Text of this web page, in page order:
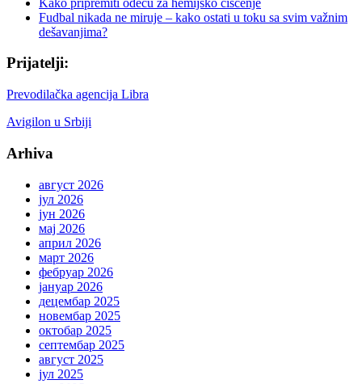
Fudbal nikada ne miruje – kako ostati u toku sa svim važnim
dešavanjima?
Prijatelji:
Prevodilačka agencija Libra
Avigilon u Srbiji
Arhiva
август 2026
јул 2026
јун 2026
мај 2026
април 2026
март 2026
фебруар 2026
јануар 2026
децембар 2025
новембар 2025
октобар 2025
септембар 2025
август 2025
јул 2025